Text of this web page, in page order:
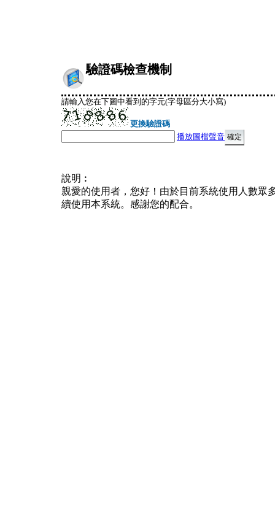
驗證碼檢查機制
請輸入您在下圖中看到的字元(字母區分大小寫)
更換驗證碼
播放圖檔聲音
說明︰
親愛的使用者，您好！由於目前系統使用人數眾
續使用本系統。感謝您的配合。